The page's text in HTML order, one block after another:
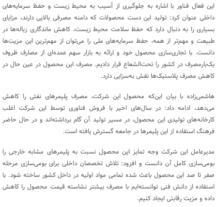
این فعال فناور با اشاره به جلوگیری از آسیب به محیط زیست و حفظ سرمایه‌های
داخلی عنوان کرد: تولید این دست محصولات که دامنه مصرفی بالایی دارند، مزایای
بسیاری را به دنبال دارد که حفظ سلامت محیط زیست، کاهش ماندگاری زباله‌ها در
طبیعت و مهم‌تر از همه، حفظ سرمایه‌های ملی را می‌توان از مهم‌ترین این مزیت‌ها
دانست. با تجاری‌سازی محصول خود و ارائه به بازار سهم عمده‌ای از مصارف ظروف
یک‌بارمصرف در کشور را تحت‌الشعاع قرار دادیم. مصرف این محصول در عین حال در
کاهش مصرف پلاستیک‌ها نقش به‌سزایی دارد.
هاشمی‌زاده با بیان این‌که محصول این شرکت، مصرف پلیمرهای نفتی را کاهش
می‌دهد، ادامه داد: در سال‌های اخیر با فروش فناوری توسط این شرکت اغلب
کارخانه‌های تولیدی این محصول، در مسیر تولید آن گام برداشته‌اند و در حال حاضر
فرهنگ استفاده از این پلیمرها در جامعه گسترش یافته است.
مدیرعامل این شرکت وجه تمایز این محصول نسبت به پلیمرهای مشابه خارجی را
بومی‌سازی کامل آن دانست و افزود: تلاش تخصصان داخلی برای بومی‌سازی مرحله
صفر تا صد این محصول باعث شده تمامی مواد اولیه در داخل کشور ساخته شود. با
استفاده از دانش فنی توانسته‌ایم با مصرف بیشتر نشاسته قیمت محصول را کاهش
داده و مزیت رقابتی ایجاد کنیم.